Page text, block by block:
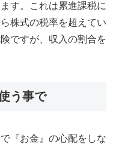
す。これは累進課税に
株式の税率を超えてい
ですが、収入の割合を
う事で
『お金』の心配をしな